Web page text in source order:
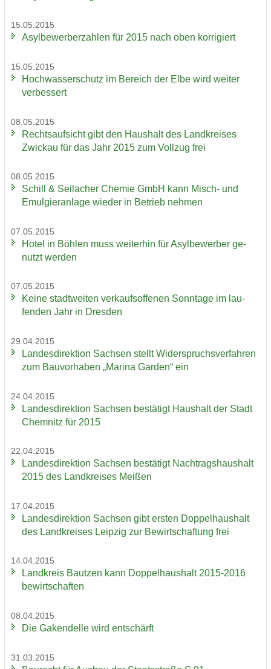
15.05.2015
Asyl­be­wer­ber­zah­len für 2015 nach oben kor­ri­giert
15.05.2015
Hoch­was­ser­schutz im Be­reich der Elbe wird wei­ter
ver­bes­sert
08.05.2015
Rechts­auf­sicht gibt den Haus­halt des Land­krei­ses
Zwi­ckau für das Jahr 2015 zum Voll­zug frei
08.05.2015
Schill & Seil­a­cher Che­mie GmbH kann Misch-​ und
Emul­gier­an­la­ge wie­der in Be­trieb neh­men
07.05.2015
Hotel in Böh­len muss wei­ter­hin für Asyl­be­wer­ber ge­
nutzt wer­den
07.05.2015
Keine stadt­wei­ten ver­kaufs­of­fe­nen Sonn­ta­ge im lau­
fen­den Jahr in Dres­den
29.04.2015
Lan­des­di­rek­ti­on Sach­sen stellt Wi­der­spruchs­ver­fah­ren
zum Bau­vor­ha­ben „Ma­ri­na Gar­den“ ein
24.04.2015
Lan­des­di­rek­ti­on Sach­sen be­stä­tigt Haus­halt der Stadt
Chem­nitz für 2015
22.04.2015
Lan­des­di­rek­ti­on Sach­sen be­stä­tigt Nach­trags­haus­halt
2015 des Land­krei­ses Mei­ßen
17.04.2015
Lan­des­di­rek­ti­on Sach­sen gibt ers­ten Dop­pel­haus­halt
des Land­krei­ses Leip­zig zur Be­wirt­schaf­tung frei
14.04.2015
Land­kreis Baut­zen kann Dop­pel­haus­halt 2015-2016
be­wirt­schaf­ten
08.04.2015
Die Ga­ken­del­le wird ent­schärft
31.03.2015